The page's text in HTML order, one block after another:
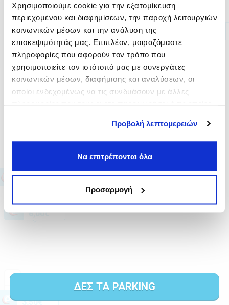
Χρησιμοποιούμε cookie για την εξατομίκευση
περιεχομένου και διαφημίσεων, την παροχή λειτουργιών
κοινωνικών μέσων και την ανάλυση της
επισκεψιμότητάς μας. Επιπλέον, μοιραζόμαστε
πληροφορίες που αφορούν τον τρόπο που
χρησιμοποιείτε τον ιστότοπό μας με συνεργάτες
κοινωνικών μέσων, διαφήμισης και αναλύσεων, οι
οποίοι ενδεχομένως να τις συνδυάσουν με άλλες
Προβολή λεπτομερειών
Να επιτρέπονται όλα
Προσαρμογή
Δες τώρα τα parking στο χάρτη και σύγκρινετιμή
καιαπόσταση
ΔΕΣ ΤΑ PARKING